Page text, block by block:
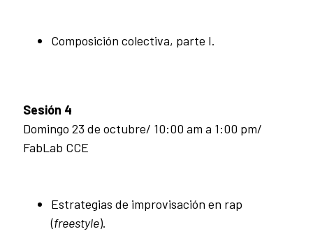
Composición colectiva, parte I.
Sesión 4
Domingo 23 de octubre/ 10:00 am a 1:00 pm/
FabLab CCE
Estrategias de improvisación en rap
(freestyle).